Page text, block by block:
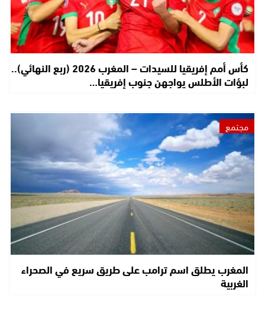
كأس أمم إفريقيا للسيدات – المغرب 2026 (ربع النهائي)..
لبؤات الأطلس يواجهن جنوب إفريقيا…
مجتمع
المغرب يطلق اسم ترامب على طريق سريع في الصحراء
الغربية